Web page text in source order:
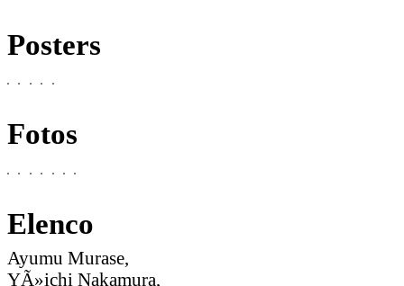
Posters
Fotos
Elenco
Ayumu Murase,
YÃ»ichi Nakamura,